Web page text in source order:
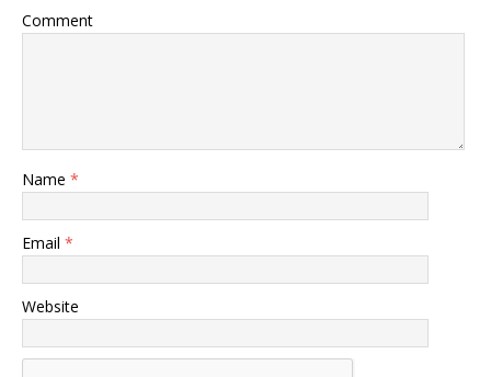
Comment
Name *
Email *
Website